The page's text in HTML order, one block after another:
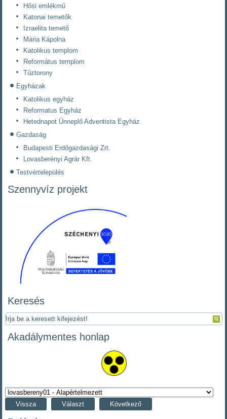
Hősi emlékmű
Katonai temetők
Izraelita temető
Mária Kápolna
Katolikus templom
Református templom
Tűztorony
Egyházak
Katolikus egyház
Reformatus Egyház
Hetednapot Ünneplő Adventista Egyház
Gazdaság
Budapesti Erdőgazdasági Zrt.
Lovasberényi Agrár Kft.
Testvértelepülés
Szennyvíz projekt
Keresés
Akadálymentes honlap
Vissza Választ Következő